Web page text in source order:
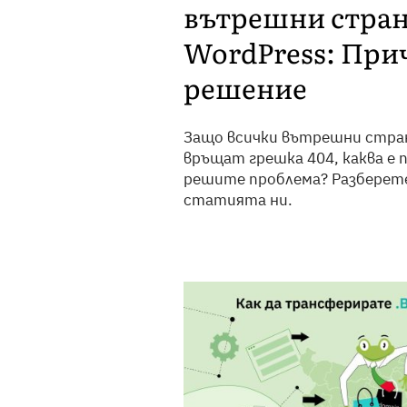
вътрешни
WordPress:
решение
Защо всички вътрешни
връщат грешка 404, каква е
решите проблема?
статията ни.